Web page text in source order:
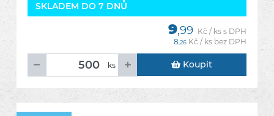
SKLADEM DO 7 DNŮ
9,99 Kč / ks s DPH
8,26 Kč / ks bez DPH
ks Koupit